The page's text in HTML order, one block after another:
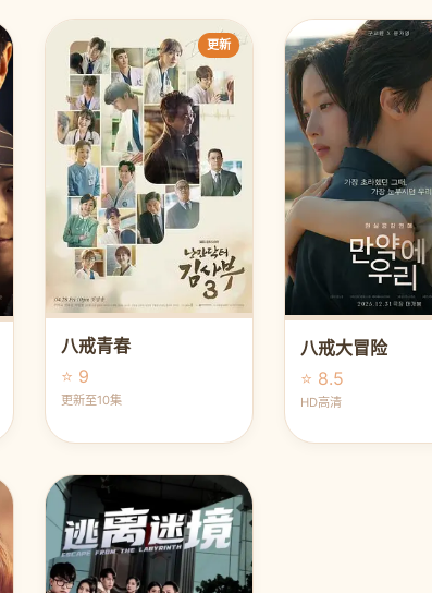
更新
八戒青春
⭐ 9
更新至10集
八戒大冒险
⭐ 8.5
HD高清